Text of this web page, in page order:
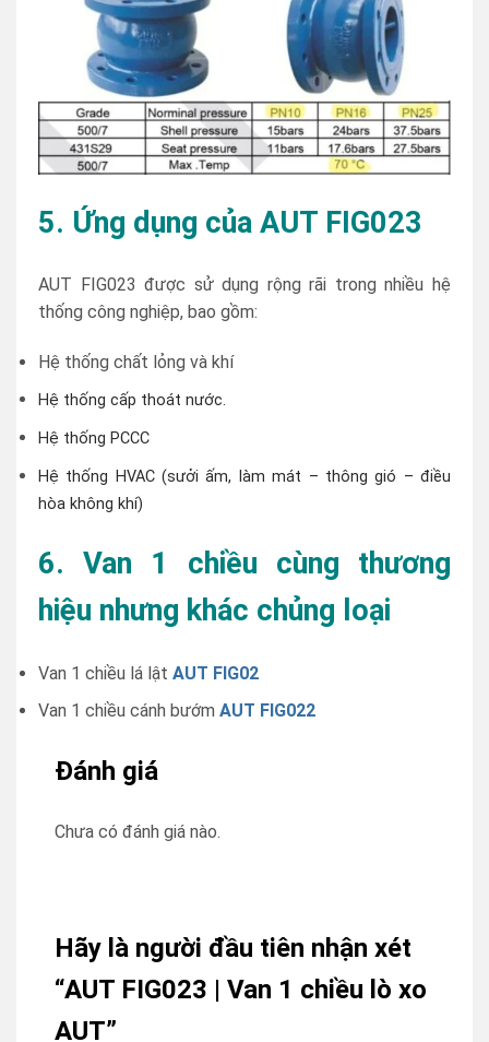
5. Ứng dụng của AUT FIG023
AUT FIG023 được sử dụng rộng rãi trong nhiều hệ
thống công nghiệp, bao gồm:
Hệ thống chất lỏng và khí
Hệ thống cấp thoát nước.
Hệ thống PCCC
Hệ thống HVAC (sưởi ấm, làm mát – thông gió – điều
hòa không khí)
6. Van 1 chiều cùng thương
hiệu nhưng khác chủng loại
Van 1 chiều lá lật AUT FIG02
Van 1 chiều cánh bướm AUT FIG022
Đánh giá
Chưa có đánh giá nào.
Hãy là người đầu tiên nhận xét
“AUT FIG023 | Van 1 chiều lò xo
AUT”